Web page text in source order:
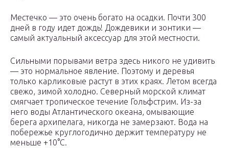
Местечко — это очень богато на осадки. Почти 300
дней в году идет дождь! Дождевики и зонтики —
самый актуальный аксессуар для этой местности.
Сильными порывами ветра здесь никого не удивить
— это нормальное явление. Поэтому и деревья
только карликовые растут в этих краях. Летом всегда
свежо, зимой холодно. Северный морской климат
смягчает тропическое течение Гольфстрим. Из-за
него воды Атлантического океана, омывающие
берега архипелага, никогда не замерзают. Вода на
побережье круглогодично держит температуру не
меньше +10°С.